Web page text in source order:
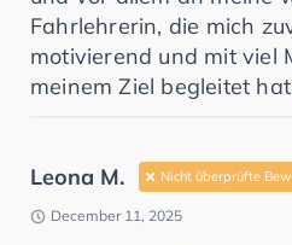
Fahrlehrerin, die mich
motivierend und mit viel
meinem Ziel begleitet
Leona M. Nicht überprüfte
December 11, 2025